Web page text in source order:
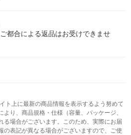
都合による返品はお受けできませ
ト上に最新の商品情報を表示するよう努めて
り、商品規格・仕様（容量、パッケージ、
る場合がございます。このため、実際にお届
の表記が異なる場合がございますので、ご使